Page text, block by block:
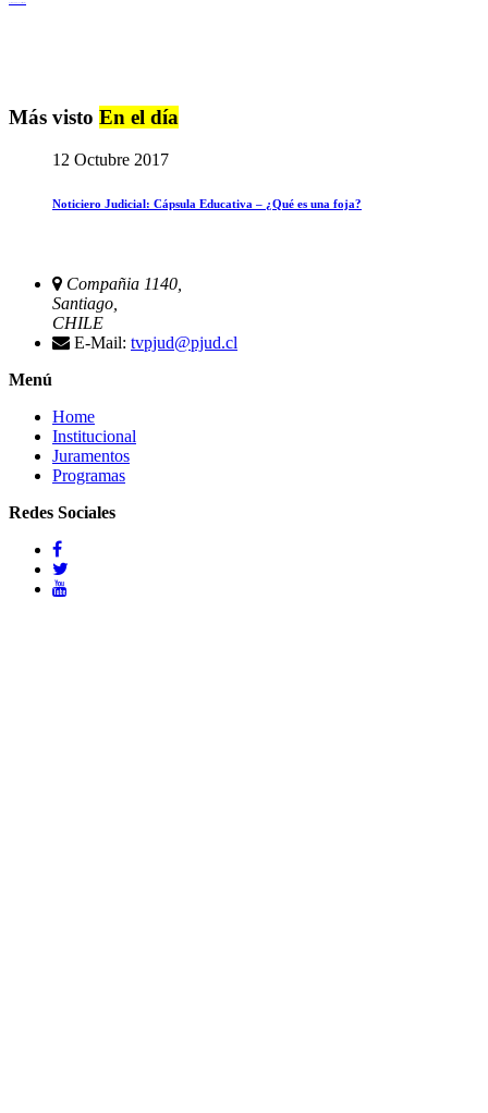
Más visto En el día
12 Octubre 2017
Noticiero Judicial: Cápsula Educativa – ¿Qué es una foja?
Compañia 1140,
Santiago,
CHILE
E-Mail: tvpjud@pjud.cl
Menú
Home
Institucional
Juramentos
Programas
Redes Sociales